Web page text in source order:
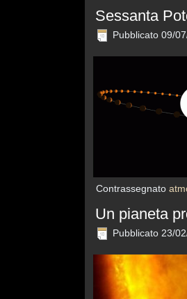
Sessanta
Pubblicato 09/
Contrassegnato
Un pianeta
Pubblicato 23/